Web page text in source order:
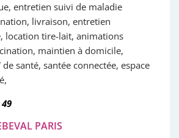
entretien suivi de maladie
livraison, entretien
location tire-lait, animations
maintien à domicile,
santé, santée connectée, espace
PARIS